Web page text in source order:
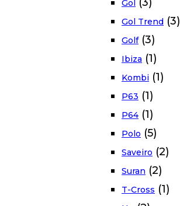
Gol
Gol Trend (3)
Golf (3)
Ibiza (1)
Kombi (1)
P63 (1)
P64 (1)
Polo (5)
Saveiro (2)
Suran (2)
T-Cross (1)